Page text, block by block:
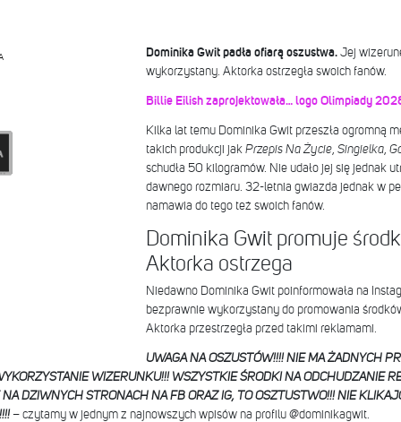
Dominika Gwit padła ofiarą oszustwa. Jej
wykorzystany. Aktorka ostrzegła swoich fanów.
Billie Eilish zaprojektowała… logo Olimpiady
Kilka lat temu Dominika Gwit przeszła ogromną
takich produkcji jakPrzepis Na Życie, Singielka,
schudła 50 kilogramów. Nie udało jej się jednak
dawnego rozmiaru. 32-letnia gwiazda jednak w
namawia do tego też swoich fanów.
Dominika Gwit promuje
Aktorka ostrzega
Niedawno Dominika Gwit poinformowała na
bezprawnie wykorzystany do promowania
Aktorka przestrzegła przed takimi reklamami.
UWAGA NA OSZUSTÓW!!!! NIE MA ŻADNYCH
WIZERUNKU!!! WSZYSTKIE ŚRODKI NA ODCHUDZANIE
DZIWNYCH STRONACH NA FB ORAZ IG, TO OSZTUSTWO!!! NIE
– czytamy w jednym z najnowszych wpisów na profilu @dominikagwit.